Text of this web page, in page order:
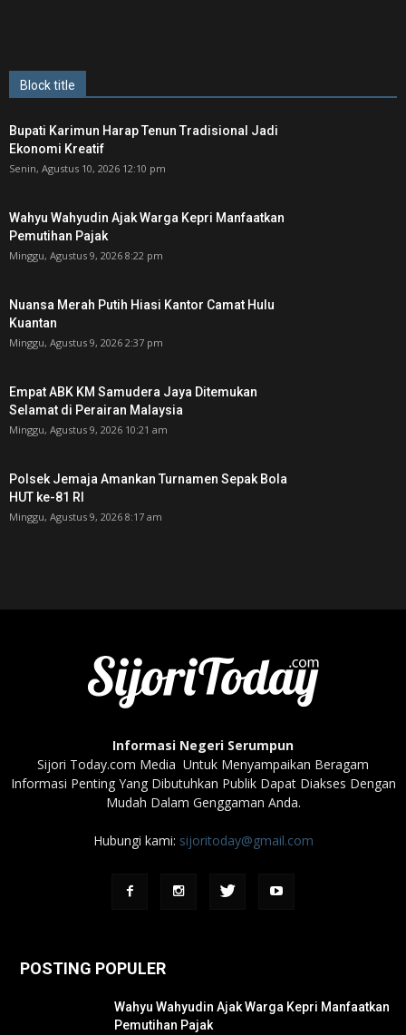
Block title
Bupati Karimun Harap Tenun Tradisional Jadi
Ekonomi Kreatif
Senin, Agustus 10, 2026 12:10 pm
Wahyu Wahyudin Ajak Warga Kepri Manfaatkan
Pemutihan Pajak
Minggu, Agustus 9, 2026 8:22 pm
Nuansa Merah Putih Hiasi Kantor Camat Hulu
Kuantan
Minggu, Agustus 9, 2026 2:37 pm
Empat ABK KM Samudera Jaya Ditemukan
Selamat di Perairan Malaysia
Minggu, Agustus 9, 2026 10:21 am
Polsek Jemaja Amankan Turnamen Sepak Bola
HUT ke-81 RI ‎
Minggu, Agustus 9, 2026 8:17 am
Informasi Negeri Serumpun
Sijori Today.com Media Untuk Menyampaikan Beragam
Informasi Penting Yang Dibutuhkan Publik Dapat Diakses Dengan
Mudah Dalam Genggaman Anda.
Hubungi kami: sijoritoday@gmail.com
POSTING POPULER
Wahyu Wahyudin Ajak Warga Kepri Manfaatkan
Pemutihan Pajak